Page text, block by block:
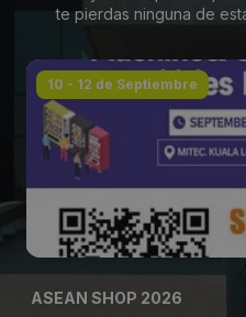
te pierdas ninguna de
10 - 12 de Septiembre
ASEAN SHOP 2026